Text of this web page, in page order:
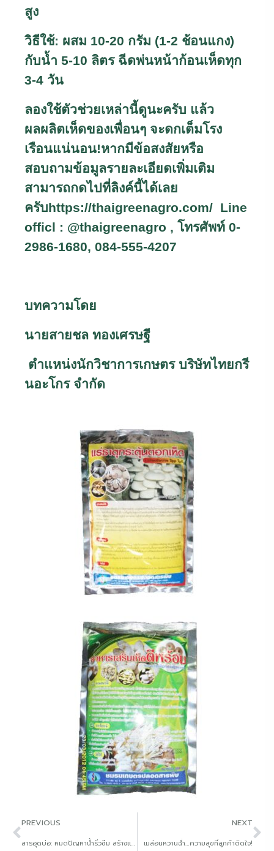
สูง
วิธีใช้: ผสม 10-20 กรัม (1-2 ช้อนแกง)
กับน้ำ 5-10 ลิตร ฉีดพ่นหน้าก้อนเห็ดทุก
3-4 วัน
ลองใช้ตัวช่วยเหล่านี้ดูนะครับ แล้ว
ผลผลิตเห็ดของเพื่อนๆ จะดกเต็มโรง
เรือนแน่นอน!หากมีข้อสงสัยหรือ
สอบถามข้อมูลรายละเอียดเพิ่มเติม
สามารถกดไปที่ลิงค์นี้ได้เลย
ครับhttps://thaigreenagro.com/ Line
officl : @thaigreenagro , โทรศัพท์ 0-
2986-1680, 084-555-4207
บทความโดย
นายสายชล ทองเศรษฐี
ตำแหน่งนักวิชาการเกษตร บริษัทไทยกรี
นอะโกร จำกัด
PREVIOUS
สารอุดบ่อ: หมดปัญหาน้ำรั่วซึม สร้างแหล่งน้ำยั่งยืน ต้อนรับยุค “ลานีญา”
NEXT
เมล่อนหวานฉ่ำ…ความสุขที่ลูกค้าติดใจ!